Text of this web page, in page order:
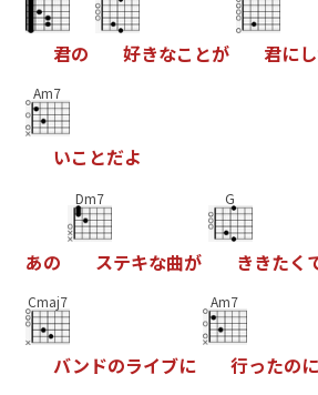
君の 好きなこ とが 君にし
Am7
いこ とだよ
あの
Dm7
ステキな曲が
G
ききたく
Cmaj7
バン ドのライブに
Am7
行ったのに